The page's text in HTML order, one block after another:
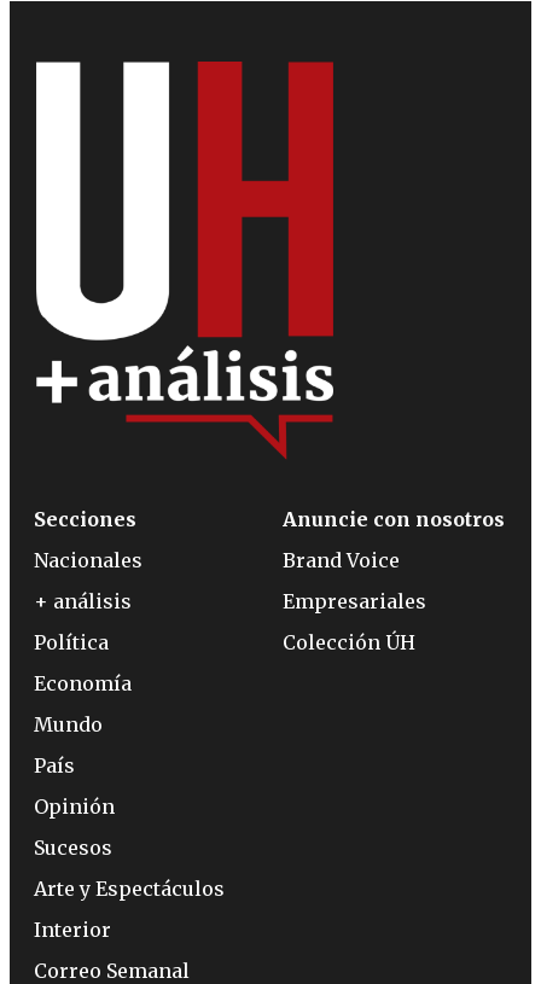
Secciones
Nacionales
+ análisis
Política
Economía
Mundo
País
Opinión
Sucesos
Arte y Espectáculos
Interior
Correo Semanal
Anuncie con nosotros
Brand Voice
Empresariales
Colección ÚH